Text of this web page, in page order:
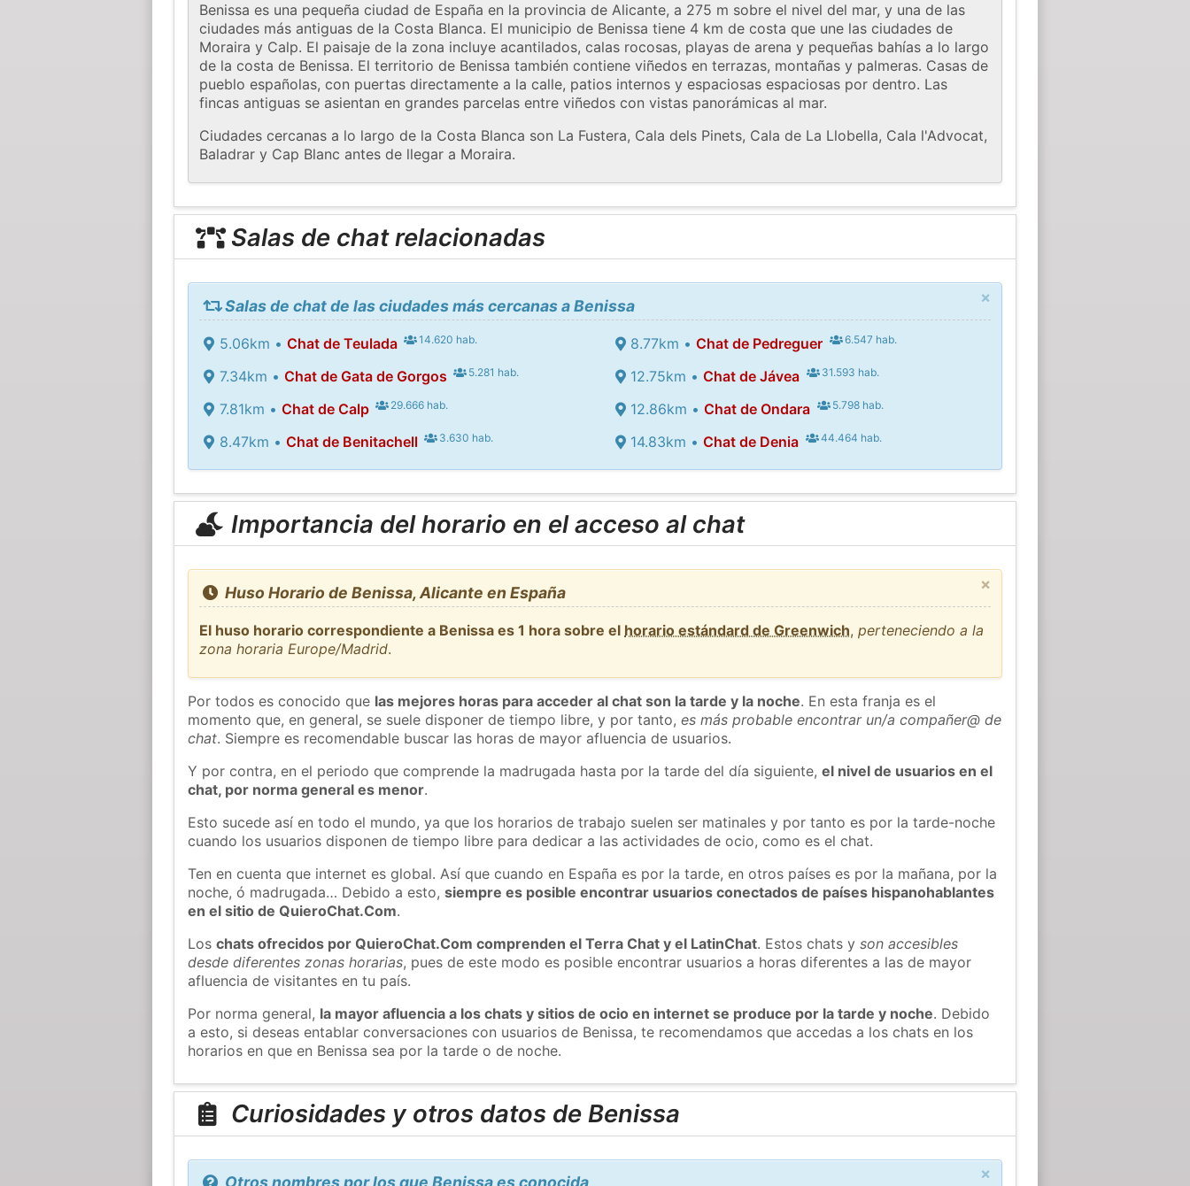
Benissa es una pequeña ciudad de España en la provincia de Alicante, a 275 m sobre el nivel del mar, y una de las
ciudades más antiguas de la Costa Blanca. El municipio de Benissa tiene 4 km de costa que une las ciudades de
Moraira y Calp. El paisaje de la zona incluye acantilados, calas rocosas, playas de arena y pequeñas bahías a lo largo
de la costa de Benissa. El territorio de Benissa también contiene viñedos en terrazas, montañas y palmeras. Casas de
pueblo españolas, con puertas directamente a la calle, patios internos y espaciosas espaciosas por dentro. Las
fincas antiguas se asientan en grandes parcelas entre viñedos con vistas panorámicas al mar.
Ciudades cercanas a lo largo de la Costa Blanca son La Fustera, Cala dels Pinets, Cala de La Llobella, Cala l'Advocat,
Baladrar y Cap Blanc antes de llegar a Moraira.
Salas de chat relacionadas
×
Salas de chat de las ciudades más cercanas a Benissa
5.06km • Chat de Teulada 14.620 hab.
7.34km • Chat de Gata de Gorgos 5.281 hab.
7.81km • Chat de Calp 29.666 hab.
8.47km • Chat de Benitachell 3.630 hab.
8.77km •Chat de Pedreguer 6.547 hab.
12.75km •Chat de Jávea 31.593 hab.
12.86km •Chat de Ondara 5.798 hab.
14.83km •Chat de Denia 44.464 hab.
Importancia del horario en el acceso al chat
×
Huso Horario de Benissa, Alicante en España
El huso horario correspondiente a Benissa es 1 hora sobre el horario estándard de Greenwich,perteneciendo a la
zona horaria Europe/Madrid.
Por todos es conocido que las mejores horas para acceder al chat son la tarde y la noche. En esta franja es el
momento que, en general, se suele disponer de tiempo libre, y por tanto,es más probable encontrar un/a compañer@ de
chat. Siempre es recomendable buscar las horas de mayor afluencia de usuarios.
Y por contra, en el periodo que comprende la madrugada hasta por la tarde del día siguiente,el nivel de usuarios en el
chat, por norma general es menor.
Esto sucede así en todo el mundo, ya que los horarios de trabajo suelen ser matinales y por tanto es por la tarde-noche
cuando los usuarios disponen de tiempo libre para dedicar a las actividades de ocio, como es el chat.
Ten en cuenta que internet es global. Así que cuando en España es por la tarde, en otros países es por la mañana, por la
noche, ó madrugada… Debido a esto,siempre es posible encontrar usuarios conectados de países hispanohablantes
en el sitio de QuieroChat.Com.
Loschats ofrecidos por QuieroChat.Com comprenden el Terra Chat y el LatinChat. Estos chats yson accesibles
desde diferentes zonas horarias, pues de este modo es posible encontrar usuarios a horas diferentes a las de mayor
afluencia de visitantes en tu país.
Por norma general, la mayor afluencia a los chats y sitios de ocio en internet se produce por la tarde y noche. Debido
a esto, si deseas entablar conversaciones con usuarios de Benissa, te recomendamos que accedas a los chats en los
horarios en que en Benissa sea por la tarde o de noche.
Curiosidades y otros datos de Benissa
×
Otros nombres por los que Benissa es conocida